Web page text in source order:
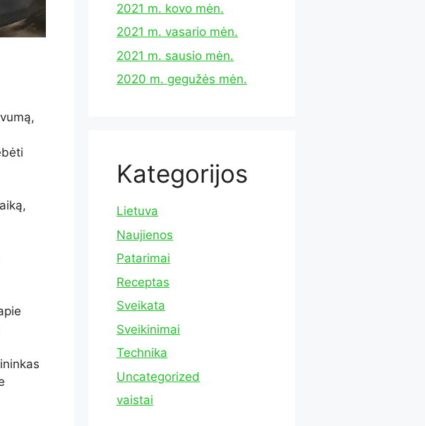
2021 m. kovo mėn.
2021 m. vasario mėn.
2021 m. sausio mėn.
2020 m. gegužės mėn.
Kategorijos
Lietuva
Naujienos
Patarimai
Receptas
Sveikata
Sveikinimai
Technika
Uncategorized
vaistai